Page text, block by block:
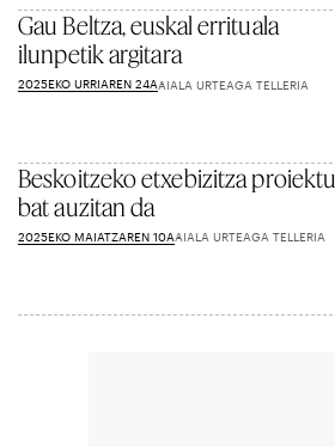
Gau Beltza, euskal errituala
ilunpetik argitara
2025EKO URRIAREN 24AAIALA URTEAGA TELLERIA
Beskoitzeko etxebizitza proiektu
bat auzitan da
2025EKO MAIATZAREN 10AAIALA URTEAGA TELLERIA